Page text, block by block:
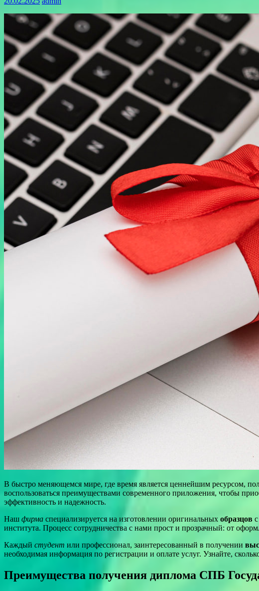
В быстро меняющемся мире, где время является ценнейшим ресурсом,
воспользоваться преимуществами современного приложения, чтобы
эффективность и надежность.
Наш фирма специализируется на изготовлении оригинальных образцов
института. Процесс сотрудничества с нами прост и прозрачный: от
Каждый студент или профессионал, заинтересованный в получении
необходимая информация по регистрации и оплате услуг. Узнайте,
Преимущества получения диплома СПБ